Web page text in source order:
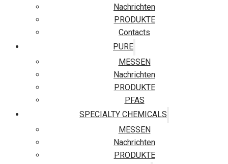
Nachrichten
PRODUKTE
Contacts
PURE
MESSEN
Nachrichten
PRODUKTE
PFAS
SPECIALTY CHEMICALS
MESSEN
Nachrichten
PRODUKTE